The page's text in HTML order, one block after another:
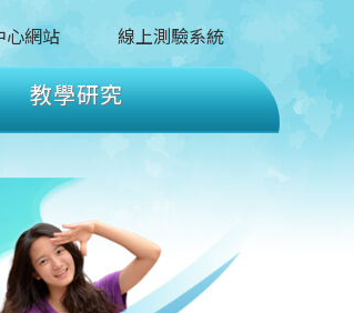
心網站 線上測驗系統
教學研究